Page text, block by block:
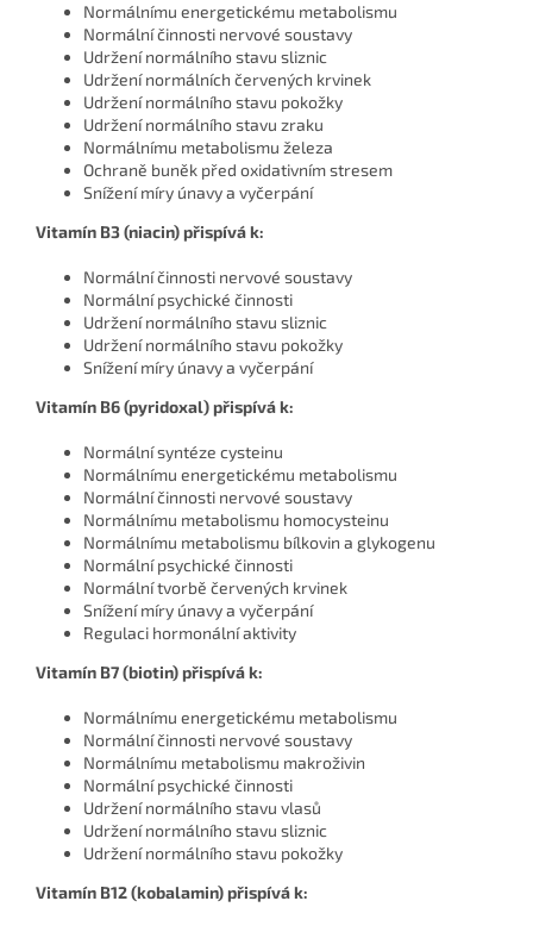
Normálnímu energetickému metabolismu
Normální činnosti nervové soustavy
Udržení normálního stavu sliznic
Udržení normálních červených krvinek
Udržení normálního stavu pokožky
Udržení normálního stavu zraku
Normálnímu metabolismu železa
Ochraně buněk před oxidativním stresem
Snížení míry únavy a vyčerpání
Vitamín B3 (niacin) přispívá k:
Normální činnosti nervové soustavy
Normální psychické činnosti
Udržení normálního stavu sliznic
Udržení normálního stavu pokožky
Snížení míry únavy a vyčerpání
Vitamín B6 (pyridoxal) přispívá k:
Normální syntéze cysteinu
Normálnímu energetickému metabolismu
Normální činnosti nervové soustavy
Normálnímu metabolismu homocysteinu
Normálnímu metabolismu bílkovin a glykogenu
Normální psychické činnosti
Normální tvorbě červených krvinek
Snížení míry únavy a vyčerpání
Regulaci hormonální aktivity
Vitamín B7 (biotin) přispívá k:
Normálnímu energetickému metabolismu
Normální činnosti nervové soustavy
Normálnímu metabolismu makroživin
Normální psychické činnosti
Udržení normálního stavu vlasů
Udržení normálního stavu sliznic
Udržení normálního stavu pokožky
Vitamín B12 (kobalamin) přispívá k: